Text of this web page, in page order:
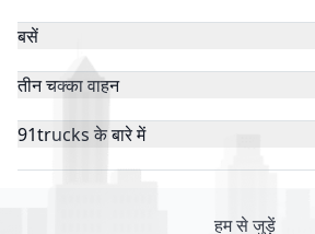
बसें
तीन चक्का वाहन
91trucks के बारे में
हम से जुड़ें